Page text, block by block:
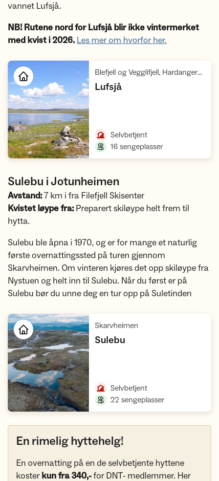
vannet Lufsjå.
NB! Rutene nord for Lufsjå blir ikke vintermerket
med kvist i 2026. Les mer om hvorfor her.
Blefjell og Vegglifjell, Hardangervidda Sør, Hardangervidda, Hardangervidda villreinområde 1
Lufsjå,
Selvbetjent,
16 sengeplasser,
Sulebu i Jotunheimen
Avstand:7 km i fra Filefjell Skisenter
Kvistet løype fra: Preparert skiløype helt frem til
hytta.
Sulebu ble åpna i 1970, og er for mange et naturlig
første overnattingssted på turen gjennom
Skarvheimen. Om vinteren kjøres det opp skiløype fra
Nystuen og helt inn til Sulebu. Når du først er på
Sulebu bør du unne deg en tur opp på Suletinden
Skarvheimen
Sulebu
Selvbetjent,
22 sengeplasser,
En rimelig hyttehelg!
En overnatting på en de selvbetjente hyttene
koster kun fra 340,-for DNT- medlemmer. Her